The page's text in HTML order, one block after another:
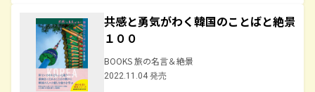
共感と勇気がわく韓国のことばと絶景
１００
BOOKS 旅の名言＆絶景
2022.11.04 発売